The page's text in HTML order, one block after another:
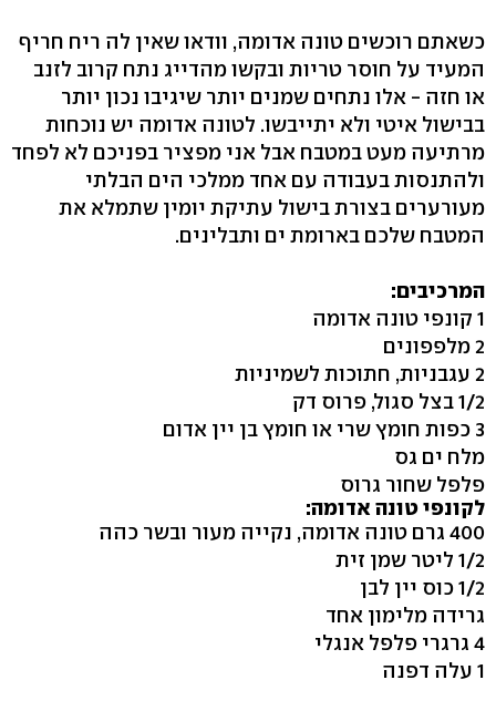
כשאתם רוכשים טונה אדומה, וודאו שאין לה ריח חריף
המעיד על חוסר טריות ובקשו מהדייג נתח קרוב לזנב
או חזה - אלו נתחים שמנים יותר שיגיבו נכון יותר
בבישול איטי ולא יתייבשו. לטונה אדומה יש נוכחות
מרתיעה מעט במטבח אבל אני מפציר בפניכם לא לפחד
ולהתנסות בעבודה עם אחד ממלכי הים הבלתי
מעורערים בצורת בישול עתיקת יומין שתמלא את
המטבח שלכם בארומת ים ותבלינים.
המרכיבים:
1 קונפי טונה אדומה
2 מלפפונים
2 עגבניות, חתוכות לשמיניות
1/2 בצל סגול, פרוס דק
3 כפות חומץ שרי או חומץ בן יין אדום
מלח ים גס
פלפל שחור גרוס
לקונפי טונה אדומה:
400 גרם טונה אדומה, נקייה מעור ובשר כהה
1/2 ליטר שמן זית
1/2 כוס יין לבן
גרידה מלימון אחד
4 גרגרי פלפל אנגלי
1 עלה דפנה